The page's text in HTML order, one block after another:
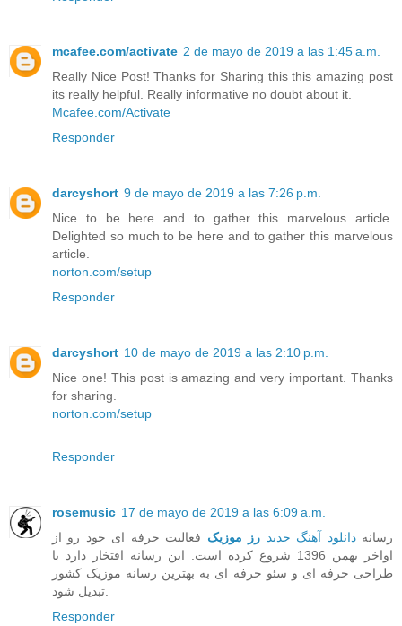
mcafee.com/activate 2 de mayo de 2019 a las 1:45 a.m.
Really Nice Post! Thanks for Sharing this this amazing post
its really helpful. Really informative no doubt about it.
Mcafee.com/Activate
Responder
darcyshort 9 de mayo de 2019 a las 7:26 p.m.
Nice to be here and to gather this marvelous article.
Delighted so much to be here and to gather this marvelous
article.
norton.com/setup
Responder
darcyshort 10 de mayo de 2019 a las 2:10 p.m.
Nice one! This post is amazing and very important. Thanks
for sharing.
norton.com/setup
Responder
rosemusic 17 de mayo de 2019 a las 6:09 a.m.
رسانهدانلود آهنگ جدید رز موزیک فعالیت حرفه ای خود رو از
اواخر بهمن 1396 شروع کرده است. این رسانه افتخار دارد با
طراحی حرفه ای و سئو حرفه ای به بهترین رسانه موزیک کشور
تبدیل شود.
Responder